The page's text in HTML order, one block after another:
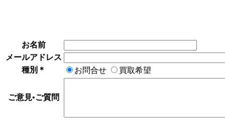
お名前
メールアドレス
種別 ＊ お問合せ 買取希望
ご意見•ご質問